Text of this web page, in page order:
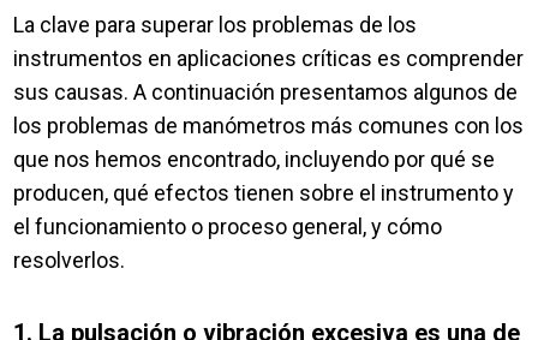
La clave para superar los problemas de los
instrumentos en aplicaciones críticas es comprender
sus causas. A continuación presentamos algunos de
los problemas de manómetros más comunes con los
que nos hemos encontrado, incluyendo por qué se
producen, qué efectos tienen sobre el instrumento y
el funcionamiento o proceso general, y cómo
resolverlos.
1. La pulsación o vibración excesiva es una de